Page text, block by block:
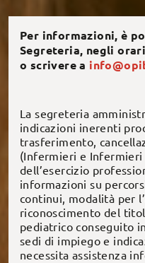
Per informazioni, è
Segreteria, negli
o scrivere a
La segreteria
indicazioni inerenti
trasferimento,
(Infermieri e
dell’esercizio
informazioni su
continui, modalità per
riconoscimento del
pediatrico conseguito
sedi di impiego e
necessita assistenza